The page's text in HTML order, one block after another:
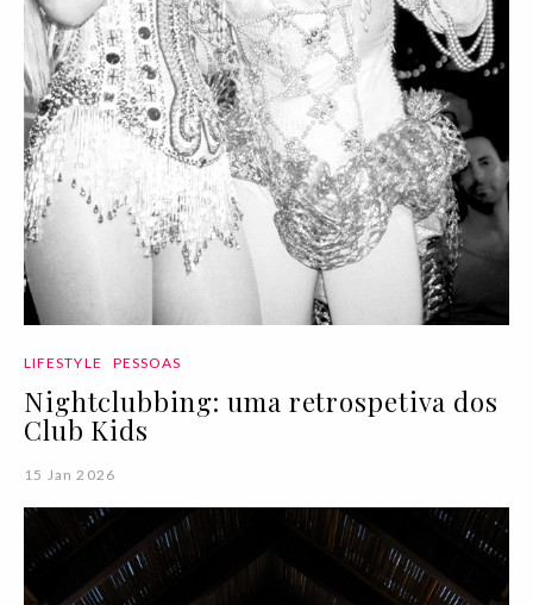
LIFESTYLE PESSOAS
Nightclubbing: uma retrospetiva dos
Club Kids
15 Jan 2026